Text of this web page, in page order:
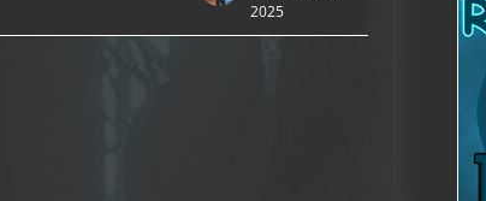
2025